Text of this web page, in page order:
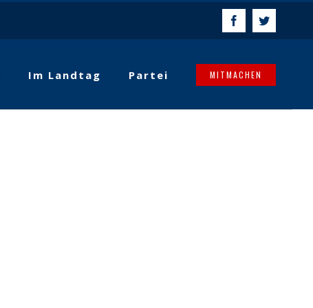
FacebookTwitter
Im Landtag Partei MITMACHEN